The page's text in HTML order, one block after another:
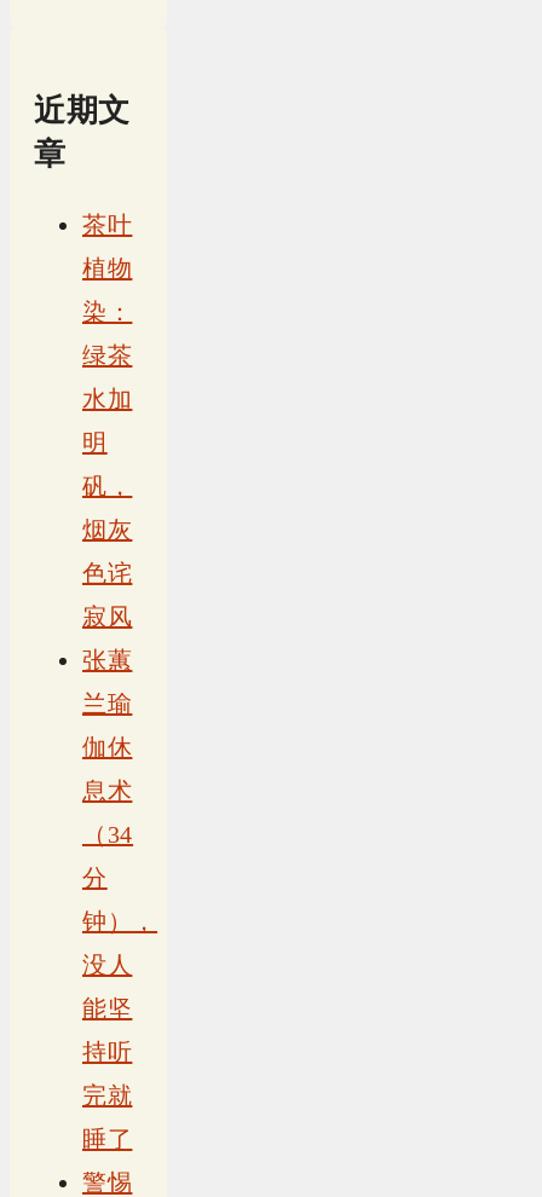
近期文
章
茶叶
植物
染：
绿茶
水加
明
矾，
烟灰
色诧
寂风
张蕙
兰瑜
伽休
息术
（34
分
钟），
没人
能坚
持听
完就
睡了
警惕